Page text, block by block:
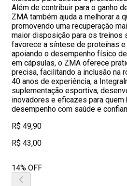
Além de contribuir para o ganho
ZMA também ajuda a melhorar a
promovendo uma recuperação
maior disposição para os treinos
favorece a síntese de proteínas e
apoiando o desempenho físico
em cápsulas, o ZMA oferece
precisa, facilitando a inclusão na
40 anos de experiência, a
suplementação esportiva,
inovadores e eficazes para quem
desempenho com saúde e
R$ 49,90
R$ 43,00
14% OFF